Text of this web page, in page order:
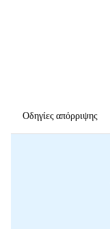
Οδηγίες απόρριψης